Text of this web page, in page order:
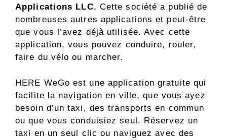
Applications LLC. Cette société a publié de
nombreuses autres applications et peut-être
que vous l’avez déjà utilisée. Avec cette
application, vous pouvez conduire, rouler,
faire du vélo ou marcher.
HERE WeGo est une application gratuite qui
facilite la navigation en ville, que vous ayez
besoin d’un taxi, des transports en commun
ou que vous conduisiez seul. Réservez un
taxi en un seul clic ou naviguez avec des